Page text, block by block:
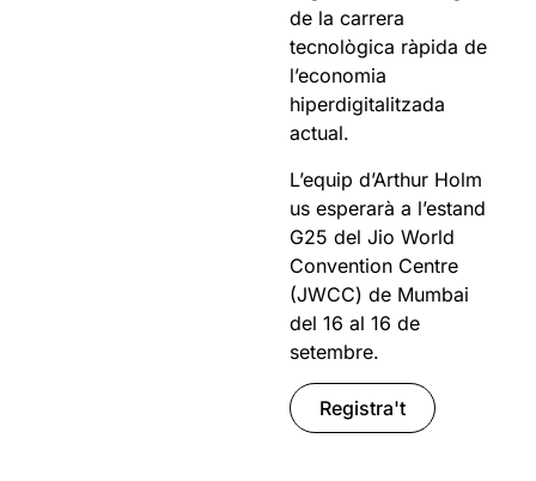
de la carrera
tecnològica ràpida de
l’economia
hiperdigitalitzada
actual.
L’equip d’Arthur Holm
us esperarà a l’estand
G25 del Jio World
Convention Centre
(JWCC) de Mumbai
del 16 al 16 de
setembre.
Registra't